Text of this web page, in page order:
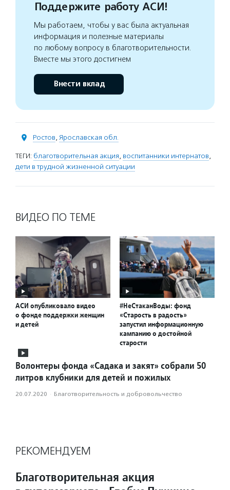
Поддержите работу АСИ!
Мы работаем, чтобы у вас была актуальная
информация и полезные материалы
по любому вопросу в благотворительности.
Вместе мы этого достигнем
Внести вклад
Ростов, Ярославская обл.
ТЕГИ: благотворительная акция, воспитанники интернатов,
дети в трудной жизненной ситуации
ВИДЕО ПО ТЕМЕ
АСИ опубликовало видео
о фонде поддержки женщин
и детей
#НеСтаканВоды: фонд
«Старость в радость»
запустил информационную
кампанию о достойной
старости
Волонтеры фонда «Садака и закят» собрали 50
литров клубники для детей и пожилых
20.07.2020 · Благотвори­тель­ность и доброволь­чест­во
РЕКОМЕНДУЕМ
Благотворительная акция